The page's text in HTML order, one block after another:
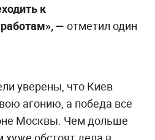
к
— отметил один
уверены, что Киев
агонию, а победа всё
Москвы. Чем дольше